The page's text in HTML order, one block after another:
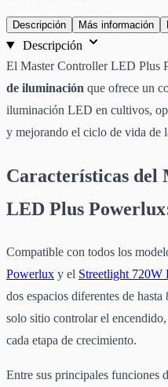
Descripción Más información
Descripción
El Master Controller LED Plus
de iluminación que ofrece un
iluminación LED en cultivos,
y mejorando el ciclo de vida de
Características
LED Plus
Compatible con todos los
Powerlux y el Streetlight 720W
dos espacios diferentes de
solo sitio controlar el
cada etapa de crecimiento.
Entre sus principales funciones